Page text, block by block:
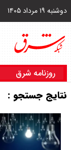
دوشنبه ۱۹ مرداد ۱۴۰۵
روزنامه شرق
نتایج جستجو :